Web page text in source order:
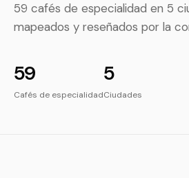
59 cafés de especialidad en 5
mapeados y reseñados por la
59
Cafés de especialidad
5
Ciudades